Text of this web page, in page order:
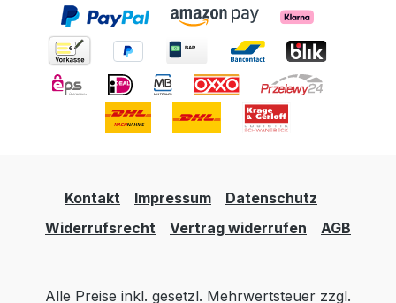
Kontakt Impressum
Datenschutz
Widerrufsrecht
Vertrag widerrufen AGB
Alle Preise inkl. gesetzl. Mehrwertsteuer zzgl.